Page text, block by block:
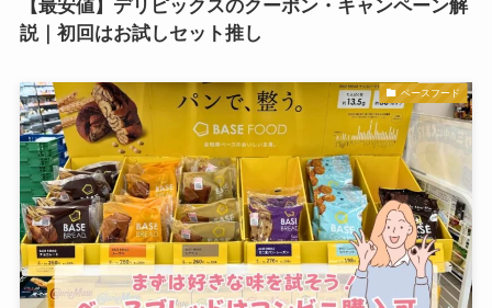
【最安値】デリピックスのクーポン・キャンペーン解
説｜初回はお試しセット推し
ベースフード